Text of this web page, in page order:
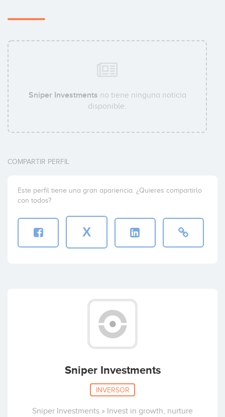
Sniper Investments no tiene ninguna noticia
disponible.
COMPARTIR PERFIL
Este perfil tiene una gran apariencia. ¿Quieres compartirlo
con todos?
X
Sniper Investments
INVERSOR
Sniper Investments » Invest in growth, nurture